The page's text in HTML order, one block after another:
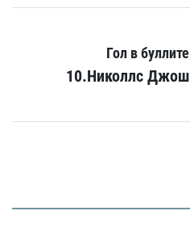
Гол в буллите
10.Николлс Джош